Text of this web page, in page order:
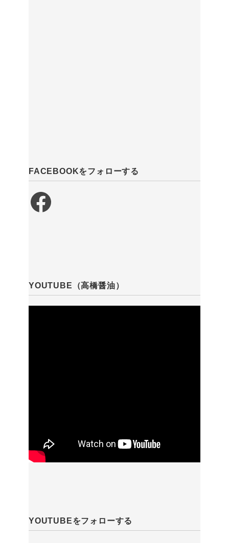
FACEBOOKをフォローする
Facebook
YOUTUBE（高橋醤油）
YOUTUBEをフォローする